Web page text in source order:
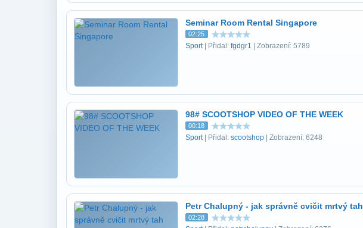
Seminar Room Rental Singapore
02:25
Sport| Přidal: fgdgr1 | Zobrazení: 5789
98# SCOOTSHOP VIDEO OF THE WEEK
00:18
Sport| Přidal: scootshop | Zobrazení: 6248
Petr Chalupný - jak správně cvičit mrtvý tah
02:28